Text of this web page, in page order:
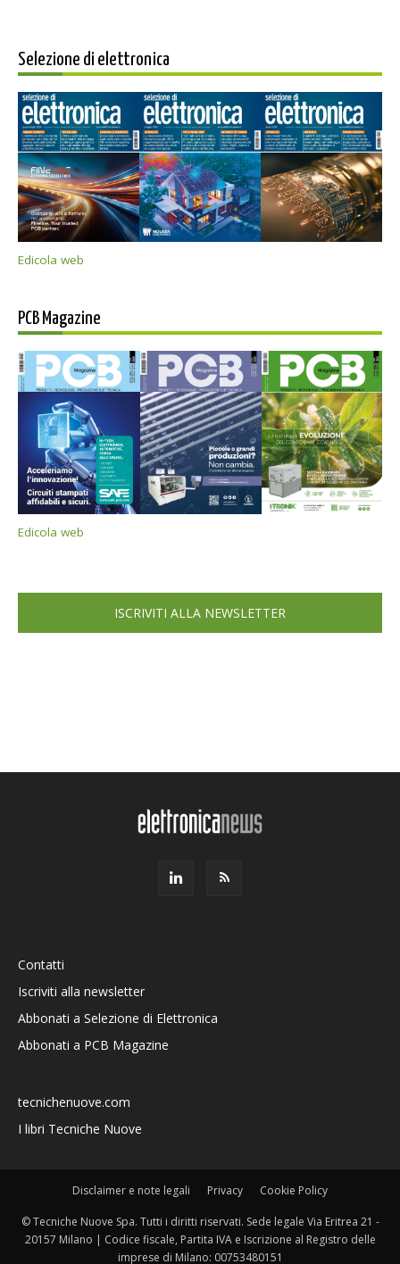
Selezione di elettronica
Edicola web
PCB Magazine
Edicola web
ISCRIVITI ALLA NEWSLETTER
Contatti
Iscriviti alla newsletter
Abbonati a Selezione di Elettronica
Abbonati a PCB Magazine
tecnichenuove.com
I libri Tecniche Nuove
Disclaimer e note legali Privacy Cookie Policy
© Tecniche Nuove Spa. Tutti i diritti riservati. Sede legale Via Eritrea 21 -
20157 Milano | Codice fiscale, Partita IVA e Iscrizione al Registro delle
imprese di Milano: 00753480151